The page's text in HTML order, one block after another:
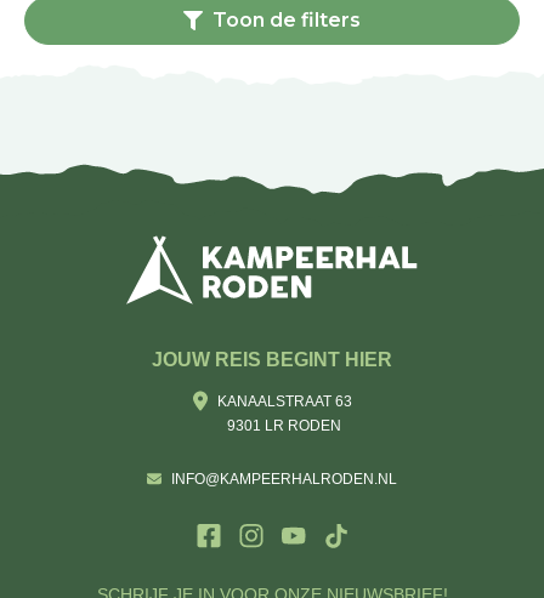
Toon de filters
JOUW REIS BEGINT HIER
KANAALSTRAAT 63
9301 LR RODEN
INFO@KAMPEERHALRODEN.NL